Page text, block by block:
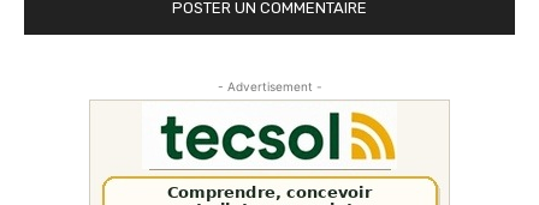
- Advertisement -